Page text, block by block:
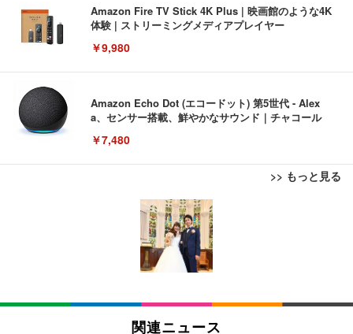
Amazon Fire TV Stick 4K Plus | 映画館のような4K
体験 | ストリーミングメディアプレイヤー
￥9,980
Amazon Echo Dot (エコードット) 第5世代 - Alex
a、センサー搭載、鮮やかなサウンド｜チャコール
￥7,480
>> もっと見る
[EdoErgo] オフィスチェア 椅子 テレワーク 疲れな
い 跳ね上げ式アームレスト コンパクト 約105度ロッ
キング pc 事務椅子 360度回転 座面昇降 強化ナイロ
ン樹脂ベース 通気性メッシュ 在宅ワーク H-WY01
(黒網+黒枠+黒足)
SIHOO B100 オフィスチェア／デスクチェア メッシ
ュチェア 人間工学 疲れない ブラック
EIZO ビジネス向けプレミアムモニター | FlexScan
EV3240X-WT | 31.5型4K UHD・USB Type-C・ホワ
￥105,595
EIZO ビジネス向けプレミアムモニター | FlexScan
Amazonベーシック ペットシーツ 薄型 レギュラー 1
回使い捨て 無香料 ホワイト 300枚
Amazonベーシック ペットシーツ 厚型 ワイド 42枚
x2袋(84枚) ホワイト(吸収面:ライトブルー)
関連ニュース